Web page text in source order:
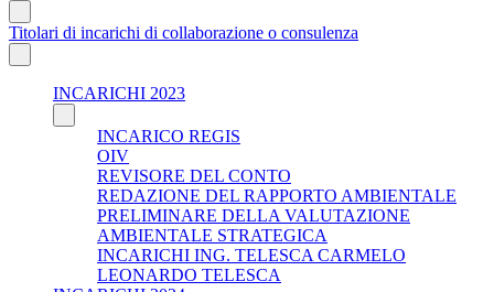
Titolari di incarichi di collaborazione o consulenza
INCARICHI 2023
INCARICO REGIS
OIV
REVISORE DEL CONTO
REDAZIONE DEL RAPPORTO AMBIENTALE
PRELIMINARE DELLA VALUTAZIONE
AMBIENTALE STRATEGICA
INCARICHI ING. TELESCA CARMELO
LEONARDO TELESCA